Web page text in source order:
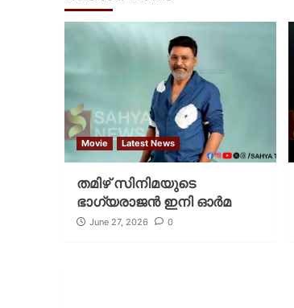
Movie Latest News
തമിഴ് സിനിമയുടെ
ഭാഗ്യരാജൻ ഇനി ഓർമ
June 27, 2026 0